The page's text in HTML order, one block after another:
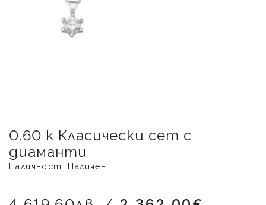
0.60 к Класически сет с
диаманти
Наличност: Наличен